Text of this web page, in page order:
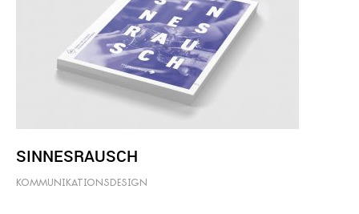
SINNESRAUSCH
KOMMUNIKATIONSDESIGN